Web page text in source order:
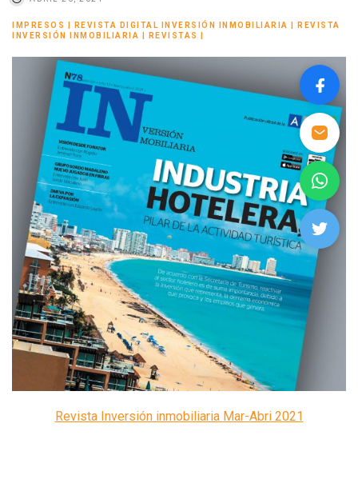
IMPRESOS REVISTA DIGITAL INVERSIÓN INMOBILIARIA
REVISTA
INVERSIÓN INMOBILIARIA
REVISTAS
Revista Inversión inmobiliaria Mar-Abri 2021